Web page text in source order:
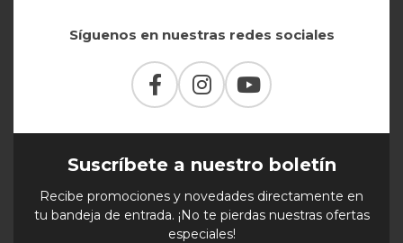
Síguenos en nuestras redes sociales
Suscríbete a nuestro boletín
Recibe promociones y novedades directamente en
tu bandeja de entrada. ¡No te pierdas nuestras ofertas
especiales!